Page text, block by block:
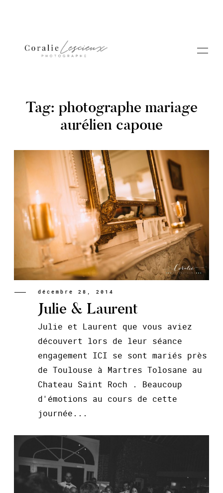
A PROPOS CORALIE
Contact
Tag: photographe mariage
aurélien capoue
décembre 28, 2014
Julie & Laurent
Julie et Laurent que vous aviez
découvert lors de leur séance
engagement ICI se sont mariés près
de Toulouse à Martres Tolosane au
Chateau Saint Roch . Beaucoup
d'émotions au cours de cette
journée...